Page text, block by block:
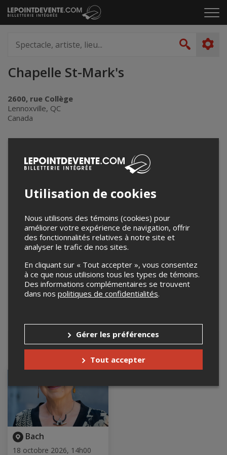
Passer
au
le
artiste,
lieu...
Chapelle St-Mark's
2600, rue Collège
Lennoxville, QC
Canada
+
Leaflet| ©Mapbox©OpenStreetMap
Événements à venir
Bach
18 octobre 2026, 14h00
Utilisation de cookies
Nous utilisons des témoins (cookies) pour
améliorer votre expérience de navigation, offrir
des fonctionnalités relatives à notre site et
analyser le trafic de nos sites.
En cliquant sur « Tout accepter », vous consentez
à ce que nous utilisions tous les types de témoins.
Des informations complémentaires se trouvent
dans nos politiques de confidentialités.
Gérer les préférences
Tout accepter